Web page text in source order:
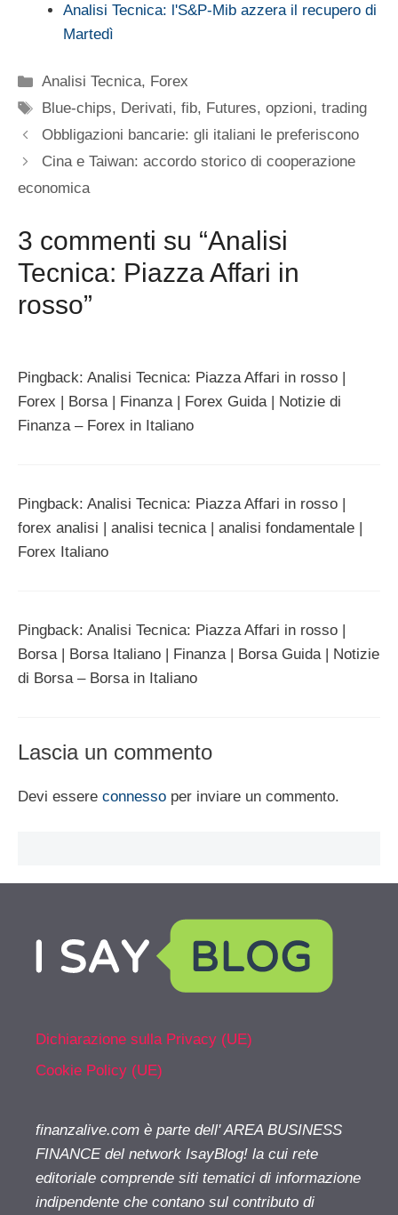
Analisi Tecnica: l'S&P-Mib azzera il recupero di
Martedì
Categorie
Analisi Tecnica, Forex
Tag
Blue-chips, Derivati,fib, Futures,opzioni,trading
Obbligazioni bancarie: gli italiani le preferiscono
Cina e Taiwan: accordo storico di cooperazione
economica
3 commenti su “Analisi
Tecnica: Piazza Affari in
rosso”
Pingback: Analisi Tecnica: Piazza Affari in rosso |
Forex | Borsa | Finanza | Forex Guida | Notizie di
Finanza – Forex in Italiano
Pingback: Analisi Tecnica: Piazza Affari in rosso |
forex analisi | analisi tecnica | analisi fondamentale |
Forex Italiano
Pingback: Analisi Tecnica: Piazza Affari in rosso |
Borsa | Borsa Italiano | Finanza | Borsa Guida | Notizie
di Borsa – Borsa in Italiano
Lascia un commento
Devi essere connesso per inviare un commento.
Dichiarazione sulla Privacy (UE)
Cookie Policy (UE)
finanzalive.com è parte dell' AREA BUSINESS
FINANCE del network IsayBlog! la cui rete
editoriale comprende siti tematici di informazione
indipendente che contano sul contributo di